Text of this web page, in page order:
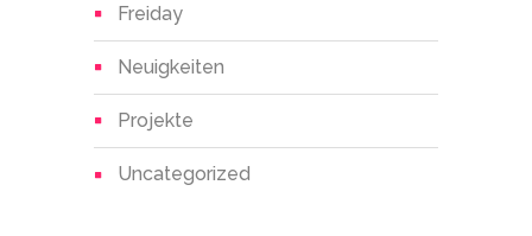
Freiday
Neuigkeiten
Projekte
Uncategorized